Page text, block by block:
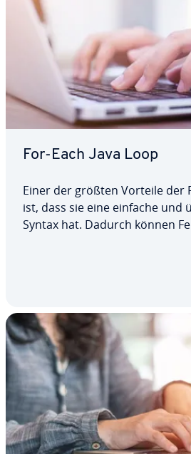
For-Each Java Loop
Einer der größten Vorteile der
ist, dass sie eine einfache und
Syntax hat. Dadurch können